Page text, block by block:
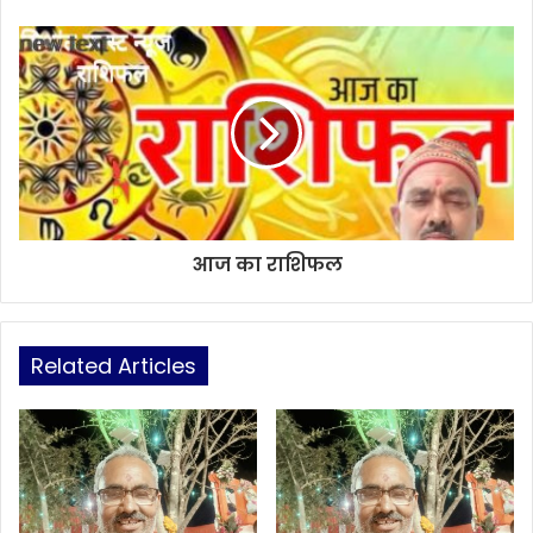
आज का राशिफल
Related Articles